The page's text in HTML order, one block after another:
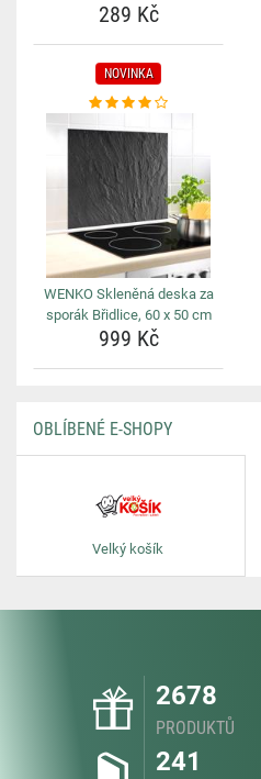
289 Kč
NOVINKA
WENKO Skleněná deska za
sporák Břidlice, 60 x 50 cm
999 Kč
OBLÍBENÉ E-SHOPY
Velký košík
2678
PRODUKTŮ
241